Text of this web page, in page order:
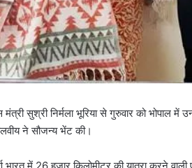
मंत्री सुश्री निर्मला भूरिया से गुरुवार को भोपाल में
ने सौजन्य भेंट की।